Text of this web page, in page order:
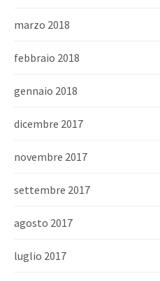
marzo 2018
febbraio 2018
gennaio 2018
dicembre 2017
novembre 2017
settembre 2017
agosto 2017
luglio 2017